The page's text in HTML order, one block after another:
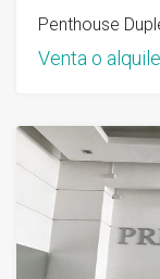
Penthouse
Venta o